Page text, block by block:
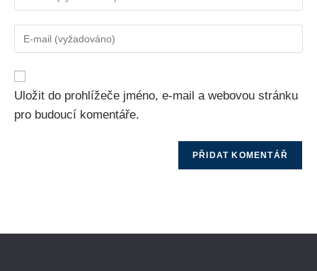
Uložit do prohlížeče jméno, e-mail a webovou stránku
pro budoucí komentáře.